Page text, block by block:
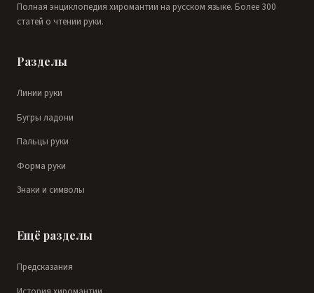
Полная энциклопедия хиромантии на русском языке. Более 300
статей о чтении руки.
Разделы
Линии руки
Бугры ладони
Пальцы руки
Форма руки
Знаки и символы
Ещё разделы
Предсказания